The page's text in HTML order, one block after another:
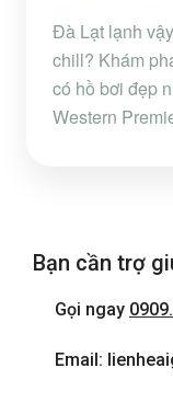
Đà Lạt lạnh
chill? Khám
có hồ bơi đẹp
Western
Bạn cần trợ
Gọi ngay
Email: